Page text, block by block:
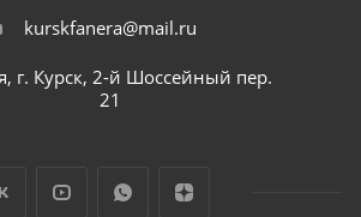
kurskfanera@mail.ru
г. Курск, 2-й Шоссейный пер.
21